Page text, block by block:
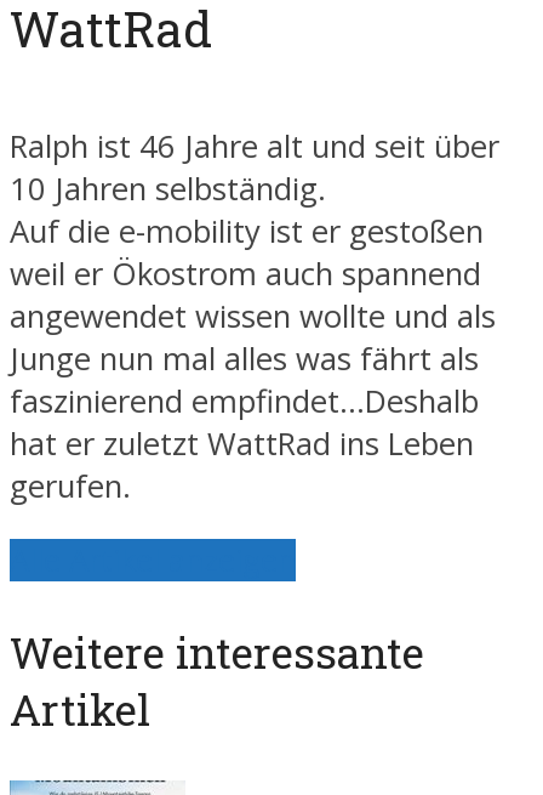
WattRad
Ralph ist 46 Jahre alt und seit über
10 Jahren selbständig.
Auf die e-mobility ist er gestoßen
weil er Ökostrom auch spannend
angewendet wissen wollte und als
Junge nun mal alles was fährt als
faszinierend empfindet…Deshalb
hat er zuletzt WattRad ins Leben
gerufen.
Weitere interessante
Artikel